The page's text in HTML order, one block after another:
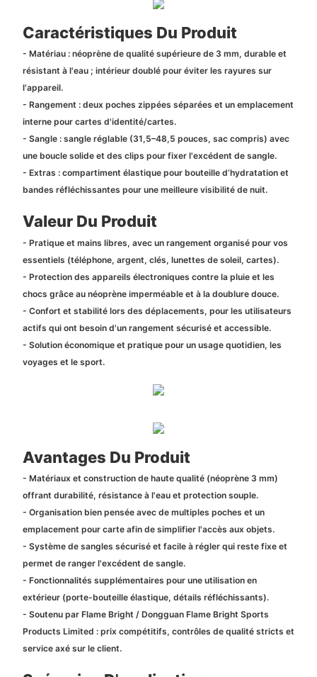
Caractéristiques Du Produit
- Matériau : néoprène de qualité supérieure de 3 mm, durable et
résistant à l'eau ; intérieur doublé pour éviter les rayures sur
l'appareil.
- Rangement : deux poches zippées séparées et un emplacement
interne pour cartes d'identité/cartes.
- Sangle : sangle réglable (31,5–48,5 pouces, sac compris) avec
une boucle solide et des clips pour fixer l'excédent de sangle.
- Extras : compartiment élastique pour bouteille d’hydratation et
bandes réfléchissantes pour une meilleure visibilité de nuit.
Valeur Du Produit
- Pratique et mains libres, avec un rangement organisé pour vos
essentiels (téléphone, argent, clés, lunettes de soleil, cartes).
- Protection des appareils électroniques contre la pluie et les
chocs grâce au néoprène imperméable et à la doublure douce.
- Confort et stabilité lors des déplacements, pour les utilisateurs
actifs qui ont besoin d'un rangement sécurisé et accessible.
- Solution économique et pratique pour un usage quotidien, les
voyages et le sport.
Avantages Du Produit
- Matériaux et construction de haute qualité (néoprène 3 mm)
offrant durabilité, résistance à l'eau et protection souple.
- Organisation bien pensée avec de multiples poches et un
emplacement pour carte afin de simplifier l'accès aux objets.
- Système de sangles sécurisé et facile à régler qui reste fixe et
permet de ranger l'excédent de sangle.
- Fonctionnalités supplémentaires pour une utilisation en
extérieur (porte-bouteille élastique, détails réfléchissants).
- Soutenu par Flame Bright / Dongguan Flame Bright Sports
Products Limited : prix compétitifs, contrôles de qualité stricts et
service axé sur le client.